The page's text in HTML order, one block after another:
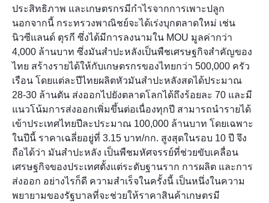
ประสิทธิภาพ และเกษตรกรมีกำไรจากการเพาะปลูก
นอกจากนี้ กระทรวงพาณิชย์จะได้เร่งบุกตลาดใหม่ เช่น
นิวซีแลนด์ ตุรกี ซึ่งได้มีการลงนามใน MOU มูลค่ากว่า
4,000 ล้านบาท ซึ่งมันสำปะหลังเป็นพืชเศรษฐกิจสำคัญของ
ไทย สร้างรายได้ให้กับเกษตรกรของไทยกว่า 500,000 ครัว
เรือน โดยแต่ละปีไทยผลิตหัวมันสำปะหลังสดได้ประมาณ
28-30 ล้านตัน ส่งออกไปยังตลาดโลกได้ถึงร้อยละ 70 และมี
แนวโน้มการส่งออกเพิ่มขึ้นต่อเนื่องทุกปี สามารถนำรายได้
เข้าประเทศไทยปีละประมาณ 100,000 ล้านบาท โดยเฉพาะ
ในปีนี้ ราคาเฉลี่ยอยู่ที่ 3.15 บาท/กก. สูงสุดในรอบ 10 ปี จึง
ถือได้ว่า มันสำปะหลัง เป็นพืชมหัศจรรย์ที่ช่วยขับเคลื่อน
เศรษฐกิจของประเทศตั้งแต่ระดับฐานราก การผลิต และการ
ส่งออก อย่างไรก็ดี ความสำเร็จในครั้งนี้ เป็นหนึ่งในความ
พยายามของรัฐบาลที่จะช่วยให้ราคาสินค้าเกษตรมี